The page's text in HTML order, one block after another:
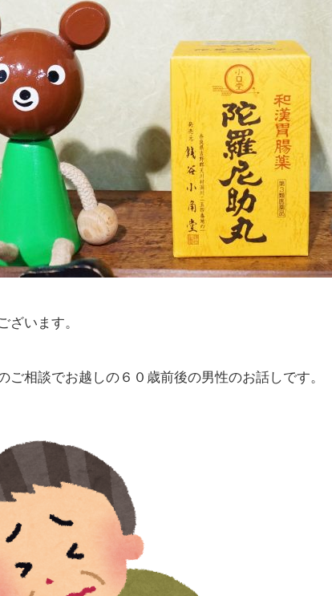
ざいます。
ご相談でお越しの６０歳前後の男性のお話しです。